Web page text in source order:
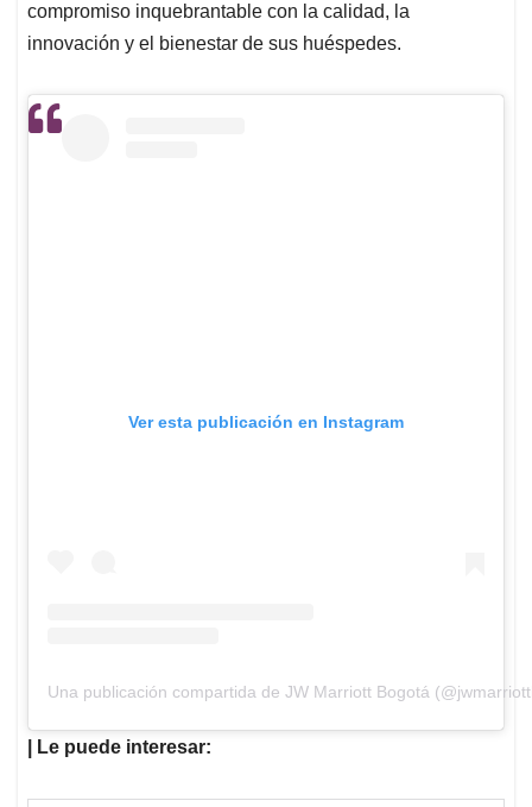
compromiso inquebrantable con la calidad, la
innovación y el bienestar de sus huéspedes.
Ver esta publicación en Instagram
Una publicación compartida de JW Marriott Bogotá
| Le puede interesar: